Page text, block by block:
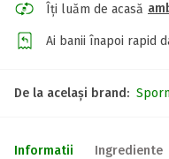
Îți luăm de acasă
Ai banii înapoi rapid
De la același brand:
Informatii Ingrediente